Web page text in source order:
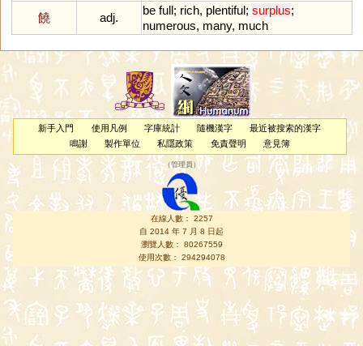
饒
adj.
be full; rich, plentiful; surplus;
numerous, many, much
新手入門 使用凡例 字庫統計 隨機漢字
最近被搜索的漢字
鳴謝
製作單位 私隱政策 免責聲明 意見簿
（管理員 ）
在線人數： 2257
自 2014 年 7 月 8 日起
瀏覽人數： 80267559
使用次數： 294294078